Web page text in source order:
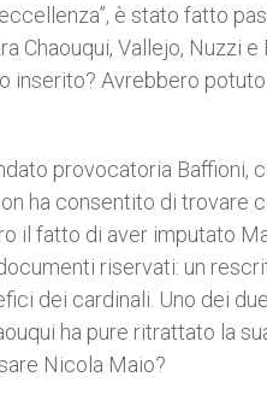
è stato fatto
Chaouqui, Vallejo, Nuzzi e
inserito? Avrebbero
provocatoria Baffioni,
ha consentito di trovare
il fatto di aver imputato
riservati: un
dei cardinali. Uno dei
ha pure ritrattato la
Nicola Maio?